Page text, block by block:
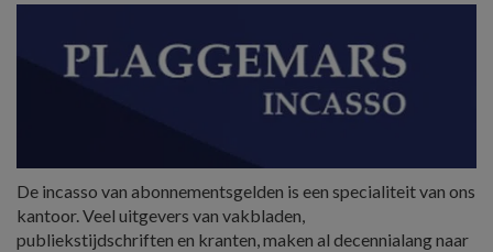
De incasso van abonnementsgelden is een specialiteit van ons
kantoor. Veel uitgevers van vakbladen,
publiekstijdschriften en kranten, maken al decennialang naar